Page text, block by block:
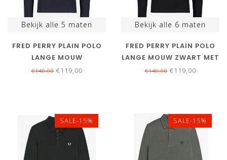
Bekijk alle 5 maten
FRED PERRY PLAIN POLO
LANGE MOUW
DONKERBLAUW MET WIT
€140,00€119,00
Bekijk alle 6 maten
FRED PERRY PLAIN POLO
LANGE MOUW ZWART MET
GRIJS LOGO
€140,00€119,00
SALE-15% SALE-15%